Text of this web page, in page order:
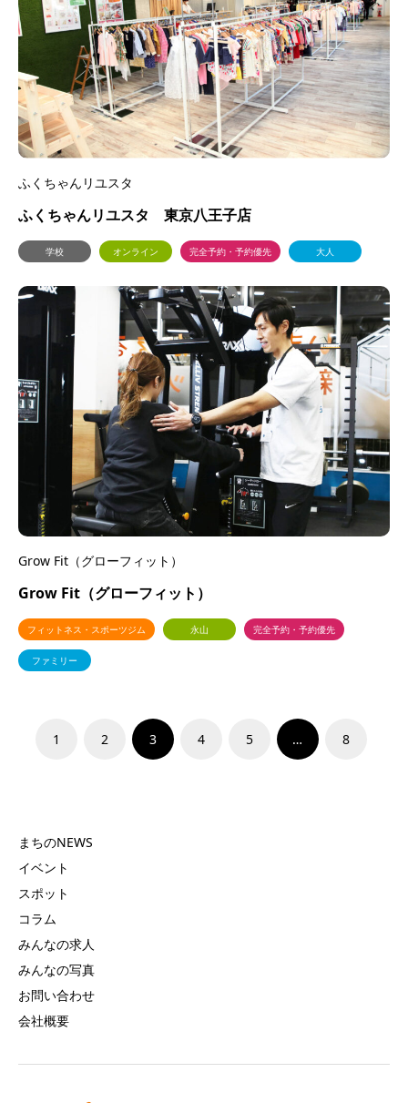
ふくちゃんリユスタ
ふくちゃんリユスタ 東京八王子店
学校 オンライン 完全予約・予約優先 大人
Grow Fit（グローフィット）
Grow Fit（グローフィット）
フィットネス・スポーツジム 永山 完全予約・予約優先
ファミリー
1 2 3 4 5 … 8
まちのNEWS
イベント
スポット
コラム
みんなの求人
みんなの写真
お問い合わせ
会社概要